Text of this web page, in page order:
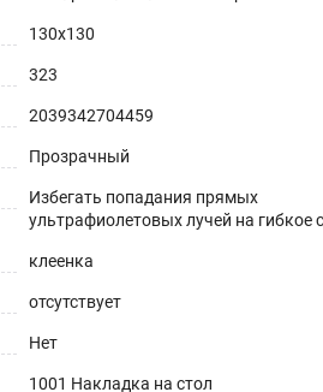
пальцев, пыли, грязи и пятен
или скатерти.
130x130
323
2039342704459
Прозрачный
Избегать попадания прямых
ультрафиолетовых лучей на гибкое
клеенка
отсутствует
Нет
1001 Накладка на стол